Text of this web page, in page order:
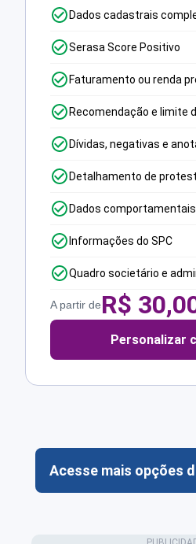
Dados cadastrais
Serasa Score Positivo
Faturamento ou renda
Recomendação e limite
Dívidas, negativas e
Detalhamento de
Dados comportamentais
Informações do SPC
Quadro societário e
A partir deR$
Personalizar
Acesse mais opções